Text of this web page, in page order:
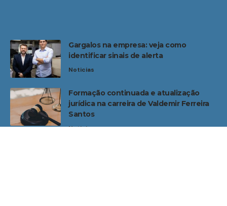
Gargalos na empresa: veja como
identificar sinais de alerta
Noticias
Formação continuada e atualização
jurídica na carreira de Valdemir Ferreira
Santos
Noticias